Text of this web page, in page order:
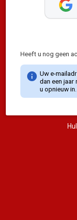
Heeft u nog geen
info Uw e-
dan een
u opnieuw in.